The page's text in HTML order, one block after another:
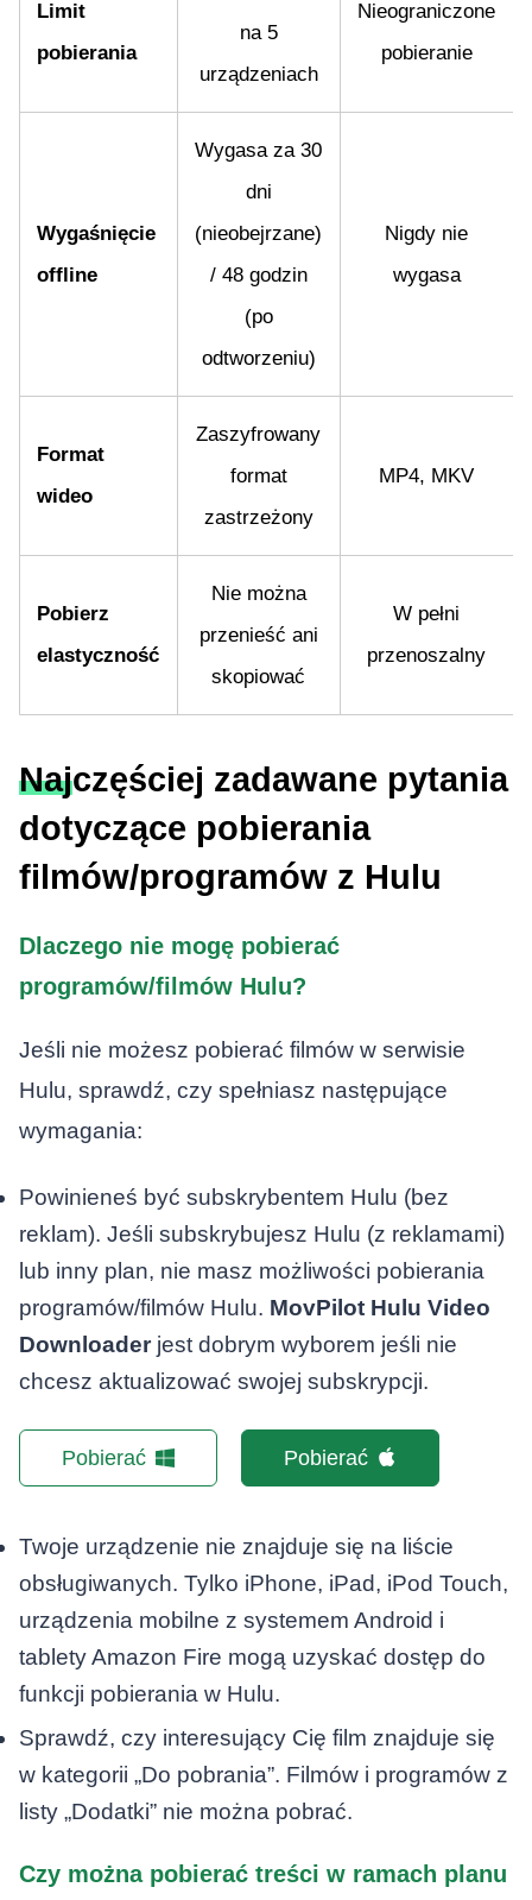
Limit
pobierania
na 5
urządzeniach
Nieograniczone
pobieranie
Wygaśnięcie
offline
Wygasa za 30
dni
(nieobejrzane)
/ 48 godzin
(po
odtworzeniu)
Nigdy nie
wygasa
Format
wideo
Zaszyfrowany
format
zastrzeżony
MP4, MKV
Pobierz
elastyczność
Nie można
przenieść ani
skopiować
W pełni
przenoszalny
Najczęściej zadawane pytania
dotyczące pobierania
filmów/programów z Hulu
Dlaczego nie mogę pobierać
programów/filmów Hulu?
Jeśli nie możesz pobierać filmów w serwisie
Hulu, sprawdź, czy spełniasz następujące
wymagania:
Powinieneś być subskrybentem Hulu (bez
reklam). Jeśli subskrybujesz Hulu (z reklamami)
lub inny plan, nie masz możliwości pobierania
programów/filmów Hulu. MovPilot Hulu Video
Downloaderjest dobrym wyborem jeśli nie
chcesz aktualizować swojej subskrypcji.
Pobierać Pobierać
Twoje urządzenie nie znajduje się na liście
obsługiwanych. Tylko iPhone, iPad, iPod Touch,
urządzenia mobilne z systemem Android i
tablety Amazon Fire mogą uzyskać dostęp do
funkcji pobierania w Hulu.
Sprawdź, czy interesujący Cię film znajduje się
w kategorii „Do pobrania”. Filmów i programów z
listy „Dodatki” nie można pobrać.
Czy można pobierać treści w ramach planu